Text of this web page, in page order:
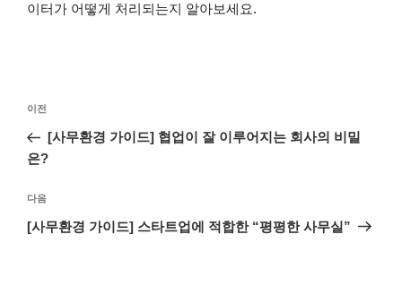
이터가 어떻게 처리되는지 알아보세요.
색
이
전
글
이전
[사무환경 가이드] 협업이 잘 이루어지는 회사의 비밀
은?
다
음
다음
[사무환경 가이드] 스타트업에 적합한 “평평한 사무실”